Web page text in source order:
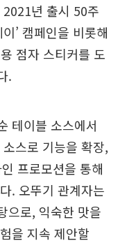
년 출시 50주
’ 캠페인을 비롯해
점자 스티커를 도
.
테이블 소스에서
스로 기능을 확장,
프로모션을 통해
. 오뚜기 관계자는
으로, 익숙한 맛을
을 지속 제안할